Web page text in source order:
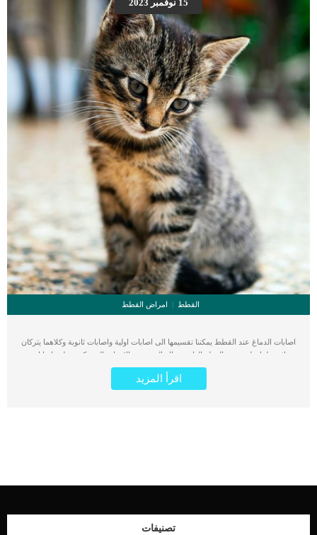
سيقان كلبك غالبًا ما تكون الصدمات التي تصيب الدماغ أو الظهر هي السبب الرئيسي
لإصابة العمود الفقري أو الدماغ ، مما يؤدي إلى نقص التنسيق أو تضخم الأطراف. اقرأ
ايضا: علاج فرط نمو العظام عند الكلاب كما أن الآفات الموجودة على المخيخ ، وهو […]
15 نوفمبر 2023
القطط امراض القطط
اصابات الدماغ عند القطط يمكننا تقسيمها الى اصابات اولية واصابات ثانوبة وكلاهما يتركان
اثر سلبيا على صحة القطة العامة. هناك العديد من الاسباب التى تكمن خلف اصابات
الدماغ عند القطط بما في ذلك ارتفاع درجة الحرارة الشديد أو انخفاض درجة حرارة
الجسم والنوبات لفترات طويلة. يمكن ادارة وتحسين الوضع بخصوص الاصابات الثانوية
لنها تعتبر نتيجة او طرف اخر للاصابات الاولية. اما الاصابة الاولية فهى التى تكمن خطورتها
اقرأ المزيد
تصنيفات